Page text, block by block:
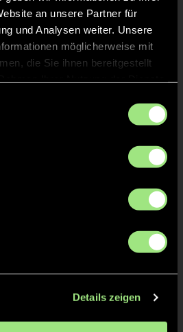
an unsere Partner für
und Analysen weiter. Unsere
möglicherweise mit
die Sie ihnen bereitgestellt
Details zeigen
Ole